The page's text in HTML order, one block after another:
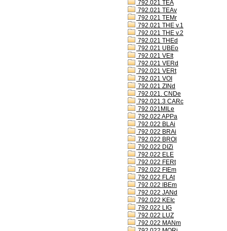
792.021 TEA
792.021 TEAv
792.021 TEMr
792.021 THE v.1
792.021 THE v.2
792.021 THEd
792.021 UBEo
792.021 VEIt
792.021 VERd
792.021 VERt
792.021 VOI
792.021 ZINd
792.021. CNDe
792.021.3 CARc
792.021MILe
792.022 APPa
792.022 BLAi
792.022 BRAi
792.022 BROl
792.022 DIZi
792.022 ELE
792.022 FERt
792.022 FIEm
792.022 FLAt
792.022 IBEm
792.022 JANd
792.022 KEIc
792.022 LIG
792.022 LUZ
792.022 MANm